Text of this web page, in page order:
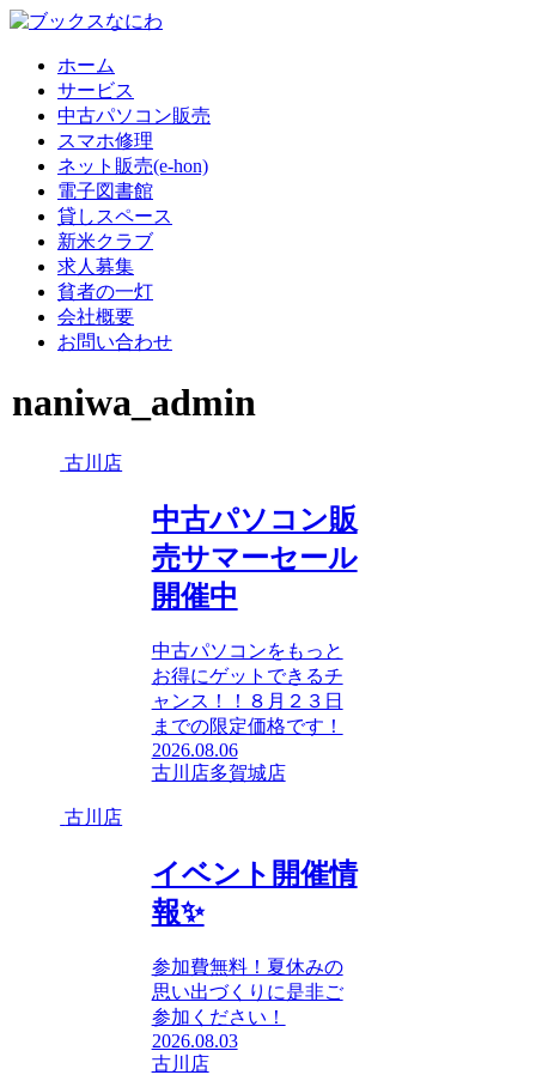
ホーム
サービス
中古パソコン販売
スマホ修理
ネット販売(e-hon)
電子図書館
貸しスペース
新米クラブ
求人募集
貧者の一灯
会社概要
お問い合わせ
naniwa_admin
古川店
中古パソコン販
売サマーセール
開催中
中古パソコンをもっと
お得にゲットできるチ
ャンス！！８月２３日
までの限定価格です！
2026.08.06
古川店多賀城店
古川店
イベント開催情
報✨
参加費無料！夏休みの
思い出づくりに是非ご
参加ください！
2026.08.03
古川店